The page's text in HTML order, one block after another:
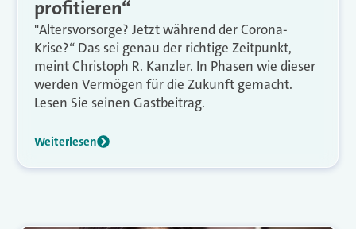
profitieren“
"Altersvorsorge? Jetzt während der Corona-
Krise?“ Das sei genau der richtige Zeitpunkt,
meint Christoph R. Kanzler. In Phasen wie dieser
werden Vermögen für die Zukunft gemacht.
Lesen Sie seinen Gastbeitrag.
Weiterlesen